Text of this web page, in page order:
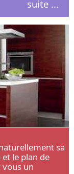
suite ...
sa
le plan de
vous un